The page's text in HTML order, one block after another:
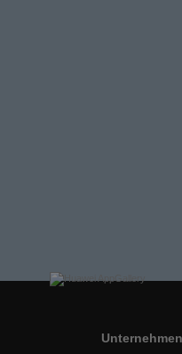
Unternehmen